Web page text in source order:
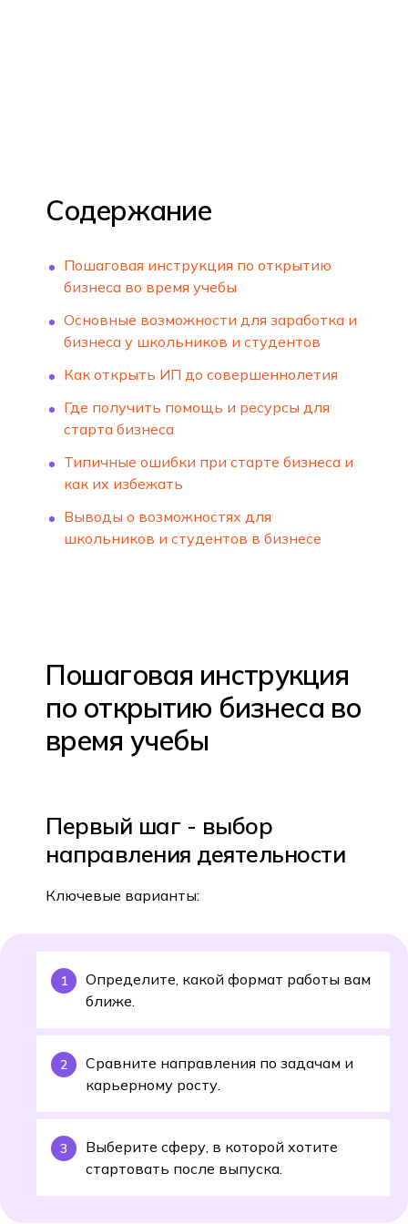
ТВОЁ БУДУЩЕЕ
НАЧИНАЕТСЯ ЗДЕСЬ.
Содержание
Пошаговая инструкция по открытию
бизнеса во время учебы
Основные возможности для заработка и
бизнеса у школьников и студентов
Как открыть ИП до совершеннолетия
Где получить помощь и ресурсы для
старта бизнеса
Типичные ошибки при старте бизнеса и
как их избежать
Выводы о возможностях для
школьников и студентов в бизнесе
Пошаговая инструкция
по открытию бизнеса во
время учебы
Первый шаг - выбор
направления деятельности
Ключевые варианты:
Определите, какой формат работы вам
ближе.
Сравните направления по задачам и
карьерному росту.
Выберите сферу, в которой хотите
стартовать после выпуска.